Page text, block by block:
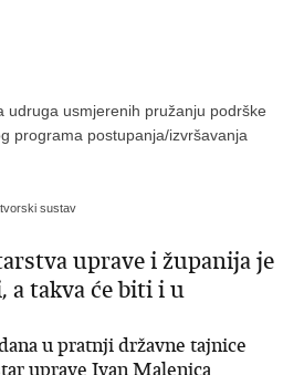
udruga usmjerenih pružanju podrške
programa postupanja/izvršavanja
sustav
uprave i županija je
a takva će biti i u
u pratnji državne tajnice
uprave Ivan Malenica